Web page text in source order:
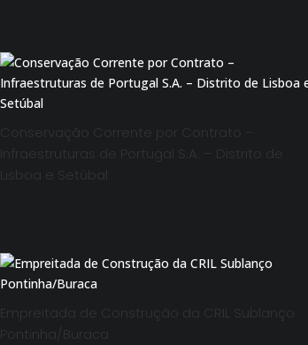
Conservação Corrente por Contrato –
Infraestruturas de Portugal S.A. – Distrito de
Lisboa e Setúbal
Empreitada de Construção da CRIL Sublanço
Pontinha/Buraca